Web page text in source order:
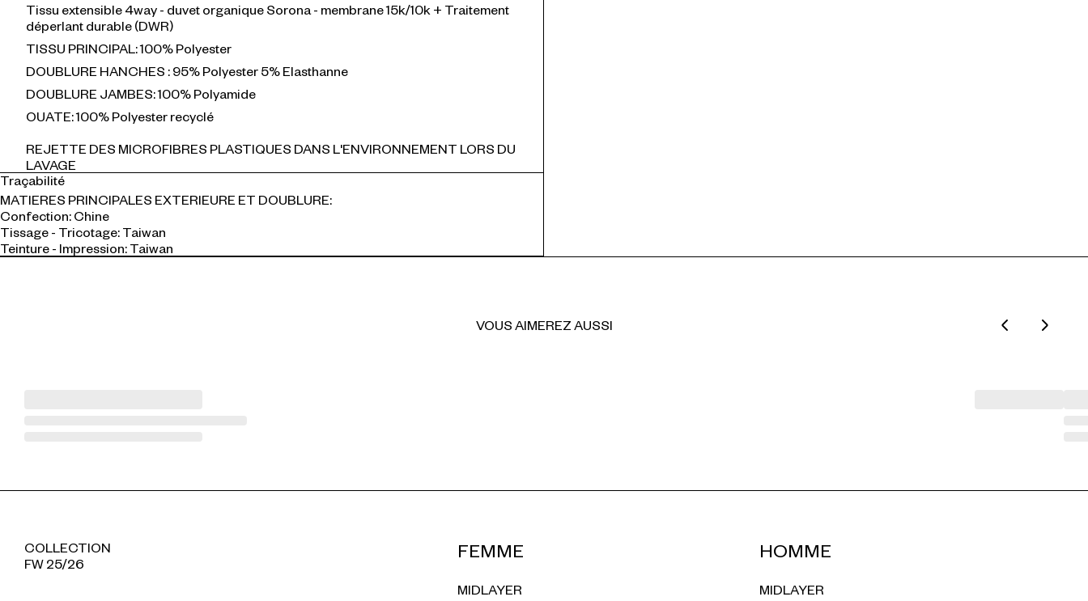
Tissu extensible 4way - duvet organique Sorona - membrane 15k/10k + Traitement
déperlant durable (DWR)
TISSU PRINCIPAL: 100% Polyester
DOUBLURE HANCHES : 95% Polyester 5% Elasthanne
DOUBLURE JAMBES: 100% Polyamide
OUATE: 100% Polyester recyclé
REJETTE DES MICROFIBRES PLASTIQUES DANS L'ENVIRONNEMENT LORS DU
LAVAGE
Traçabilité
MATIERES PRINCIPALES EXTERIEURE ET DOUBLURE:
Confection: Chine
Tissage - Tricotage: Taiwan
Teinture - Impression: Taiwan
VOUS AIMEREZ AUSSI
COLLECTION
FW 25/26
FEMME
MIDLAYER
HOMME
MIDLAYER